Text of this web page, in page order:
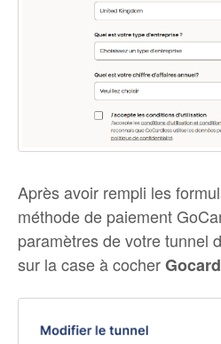
Après avoir rempli les
méthode de paiement
paramètres de votre tunnel
sur la case à cocher